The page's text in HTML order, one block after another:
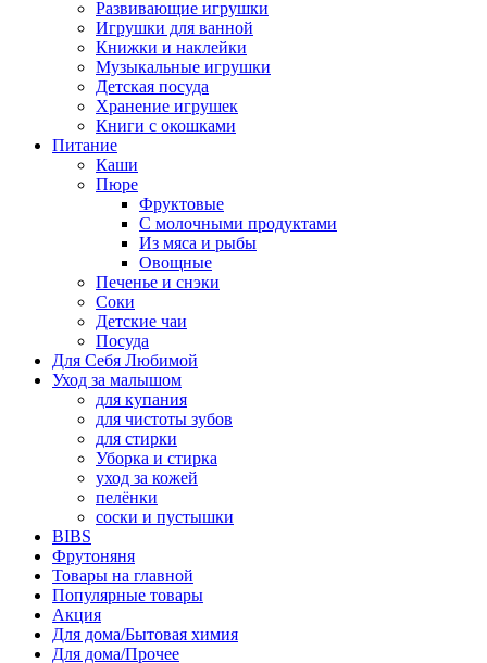
Развивающие игрушки
Игрушки для ванной
Книжки и наклейки
Музыкальные игрушки
Детская посуда
Хранение игрушек
Книги с окошками
Питание
Каши
Пюре
Фруктовые
С молочными продуктами
Из мяса и рыбы
Овощные
Печенье и снэки
Соки
Детские чаи
Посуда
Для Себя Любимой
Уход за малышом
для купания
для чистоты зубов
для стирки
Уборка и стирка
уход за кожей
пелёнки
соски и пустышки
BIBS
Фрутоняня
Товары на главной
Популярные товары
Акция
Для дома/Бытовая химия
Для дома/Прочее